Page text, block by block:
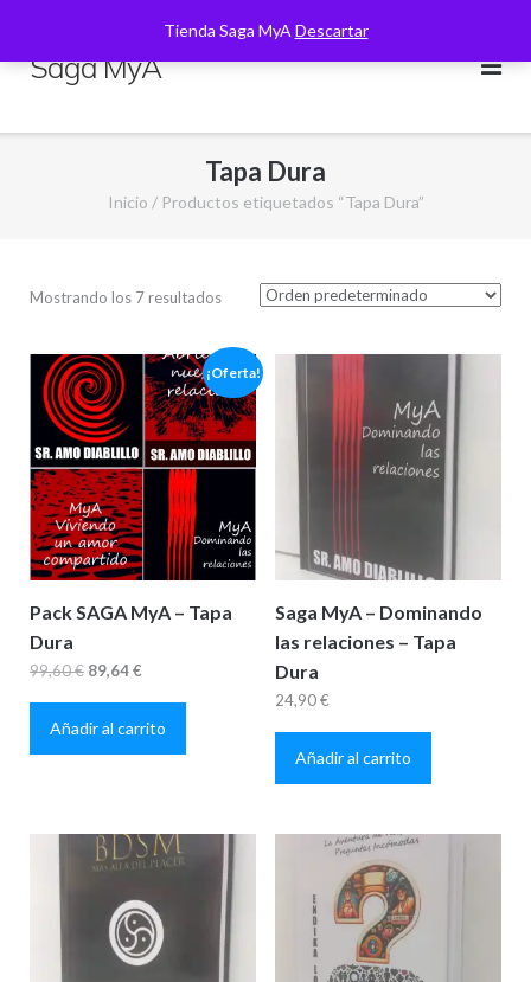
Tienda Saga MyA Descartar
contenido
Saga MyA
Tapa Dura
Inicio / Productos etiquetados “Tapa Dura”
Mostrando los 7 resultados
¡Oferta!
Pack SAGA MyA – Tapa
Dura
99,60€ El
precio
original
era:
89,64€El
precio
actual
es:
Añadir al carrito
Saga MyA – Dominando
las relaciones – Tapa
Dura
24,90€
Añadir al carrito